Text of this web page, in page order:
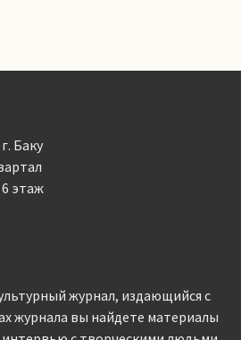
Баку
этаж
журнал, издающийся с
журнала вы найдете материалы